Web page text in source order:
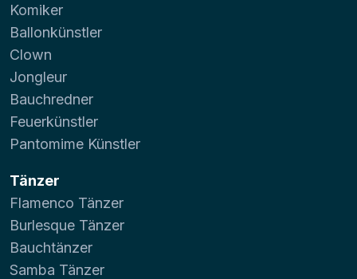
Komiker
Ballonkünstler
Clown
Jongleur
Bauchredner
Feuerkünstler
Pantomime Künstler
Tänzer
Flamenco Tänzer
Burlesque Tänzer
Bauchtänzer
Samba Tänzer